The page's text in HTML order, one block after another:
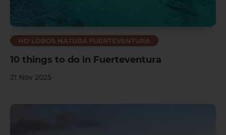
HD LOBOS NATURA FUERTEVENTURA
10 things to do in Fuerteventura
21 Nov 2025